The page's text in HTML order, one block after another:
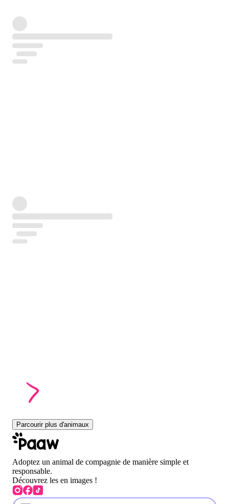
Parcourir plus d'animaux
Adoptez un animal de compagnie de manière simple et
responsable.
Découvrez les en images !